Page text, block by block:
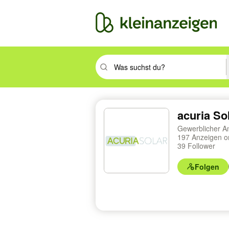
Suchbegriff eingeben. Eingabetaste
acuria
Gewerblicher
197 Anzeigen
39 Follower
Folgen